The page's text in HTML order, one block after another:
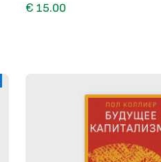
€ 15.00